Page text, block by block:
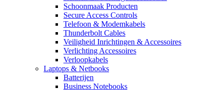
Schoonmaak Producten
Secure Access Controls
Telefoon & Modemkabels
Thunderbolt Cables
Veiligheid Inrichtingen & Accessoires
Verlichting Accessoires
Verloopkabels
Laptops & Netbooks
Batterijen
Business Notebooks